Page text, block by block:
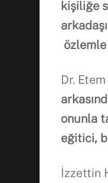
kişiliğe
Dr. Etem
onunla
eğitici,
İzzettin